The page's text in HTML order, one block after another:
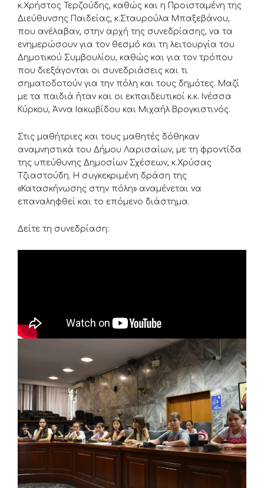
κ.Χρήστος Τερζούδης, καθώς και η Προϊσταμένη της
Διεύθυνσης Παιδείας, κ.Σταυρούλα Μπαξεβάνου,
που ανέλαβαν, στην αρχή της συνεδρίασης, να τα
ενημερώσουν για τον θεσμό και τη λειτουργία του
Δημοτικού Συμβουλίου, καθώς και για τον τρόπου
που διεξάγονται οι συνεδριάσεις και τι
σηματοδοτούν για την πόλη και τους δημότες. Μαζί
με τα παιδιά ήταν και οι εκπαιδευτικοί κ.κ. Ινέσσα
Κύρκου, Άννα Ιακωβίδου και Μιχαήλ Βρογκιστινός.
Στις μαθήτριες και τους μαθητές δόθηκαν
αναμνηστικά του Δήμου Λαρισαίων, με τη φροντίδα
της υπεύθυνης Δημοσίων Σχέσεων, κ.Χρύσας
Τζιαστούδη. Η συγκεκριμένη δράση της
«Κατασκήνωσης στην πόλη» αναμένεται να
επαναληφθεί και το επόμενο διάστημα.
Δείτε τη συνεδρίαση: